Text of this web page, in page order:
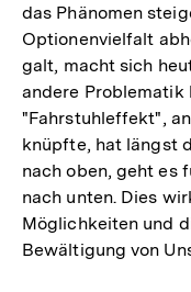
das Phänomen
Optionenvielfalt
galt, macht sich
andere Problematik
"Fahrstuhleffekt",
knüpfte, hat längst
nach oben, geht es
nach unten. Dies
Möglichkeiten und
Bewältigung von